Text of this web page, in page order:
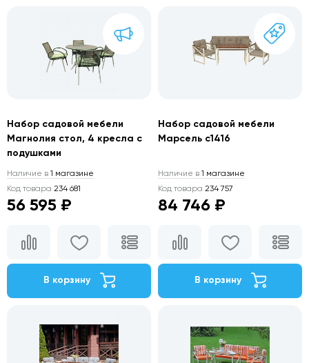
Набор садовой мебели
Магнолия стол, 4 кресла с
подушками
Наличие в 1 магазине
Код товара 234 681
56 595 ₽
В корзину
Набор садовой мебели
Марсель с1416
Наличие в 1 магазине
Код товара 234 757
84 746 ₽
В корзину